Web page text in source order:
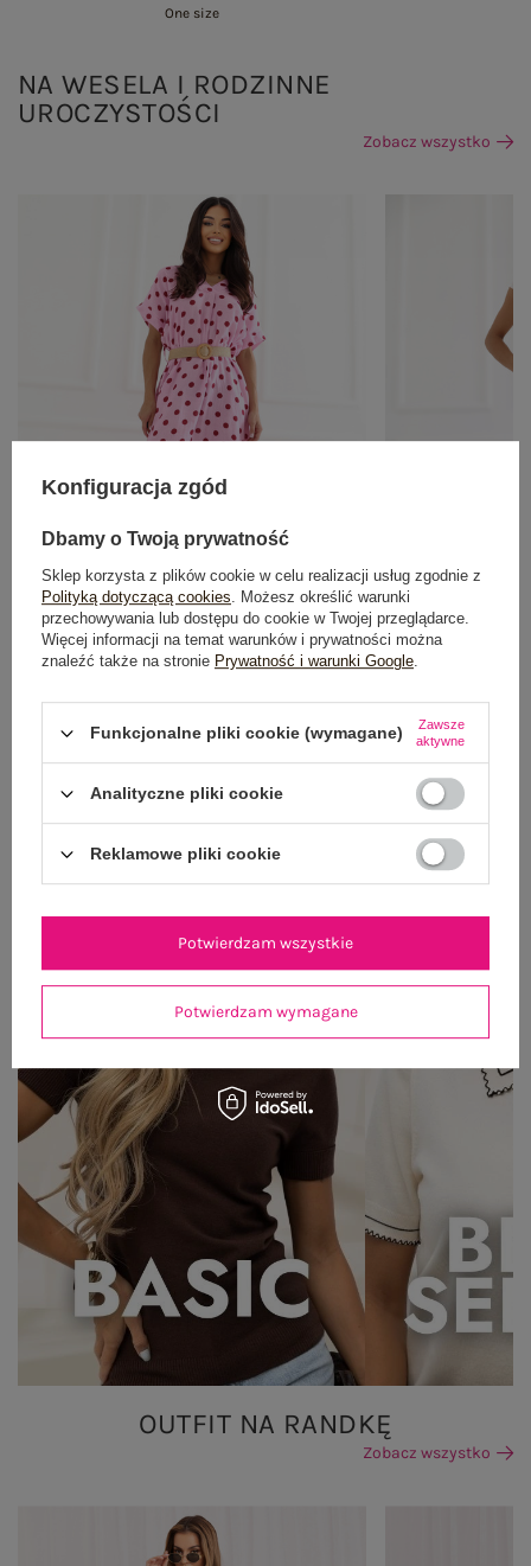
One size
NA WESELA I RODZINNE
UROCZYSTOŚCI
Zobacz wszystko
OUTFIT NA RANDKĘ
Zobacz wszystko
Konfiguracja zgód
Dbamy o Twoją prywatność
Sklep korzysta z plików cookie w celu realizacji usług zgodnie z
Polityką dotyczącą cookies. Możesz określić warunki
przechowywania lub dostępu do cookie w Twojej przeglądarce.
Więcej informacji na temat warunków i prywatności można
znaleźć także na stronie Prywatność i warunki Google.
Funkcjonalne pliki cookie (wymagane)
Zawsze
aktywne
Analityczne pliki cookie
Reklamowe pliki cookie
Potwierdzam wymagane
Potwierdzam wszystkie